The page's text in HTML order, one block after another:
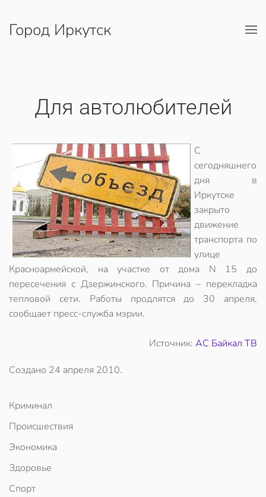
Перейти к содержимому
Город Иркутск
Для автолюбителей
С
сегодняшнего
дня в
Иркутске
закрыто
движение
транспорта по
улице
Красноармейской, на участке от дома N 15 до
пересечения с Дзержинского. Причина – перекладка
тепловой сети. Работы продлятся до 30 апреля,
сообщает пресс-служба мэрии.
Источник: АС Байкал ТВ
Создано 24 апреля 2010.
Криминал
Происшествия
Экономика
Здоровье
Спорт